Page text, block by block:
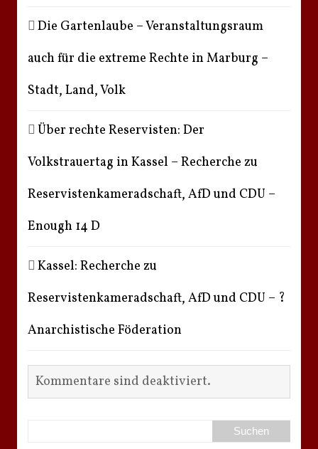
Die Gartenlaube – Veranstaltungsraum
auch für die extreme Rechte in Marburg –
Stadt, Land, Volk
Über rechte Reservisten: Der
Volkstrauertag in Kassel – Recherche zu
Reservistenkameradschaft, AfD und CDU –
Enough 14 D
Kassel: Recherche zu
Reservistenkameradschaft, AfD und CDU – ?
Anarchistische Föderation
Kommentare sind deaktiviert.